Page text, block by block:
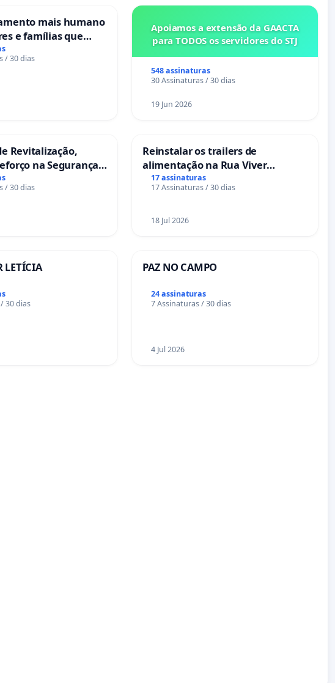
mais humano
e famílias que
perda gestacional
portugueses
/ 30 dias
Apoiamos a extensão da GAACTA
para TODOS os servidores do STJ
548 assinaturas
30 Assinaturas / 30 dias
19 Jun 2026
Revitalização,
na Segurança
Rua Cachoeira das
/ 30 dias
Reinstalar os trailers de
alimentação na Rua Viver
Salvador
17 assinaturas
17 Assinaturas / 30 dias
18 Jul 2026
LETÍCIA
30 dias
PAZ NO CAMPO
24 assinaturas
7 Assinaturas / 30 dias
4 Jul 2026